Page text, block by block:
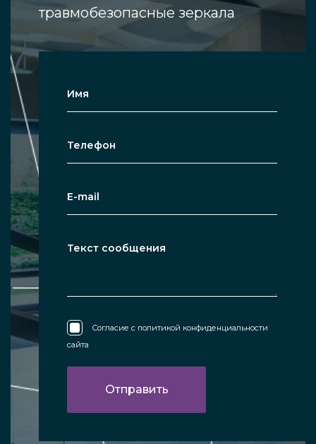
травмобезопасные зеркала
Согласие с политикой конфиденциальности
сайта